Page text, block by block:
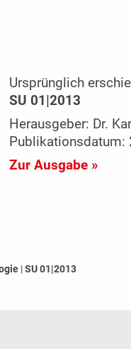
Ursprünglich
SU 01|2013
Herausgeber: Dr.
Publikationsdatum:
Zur Ausgabe »
|SU 01|2013